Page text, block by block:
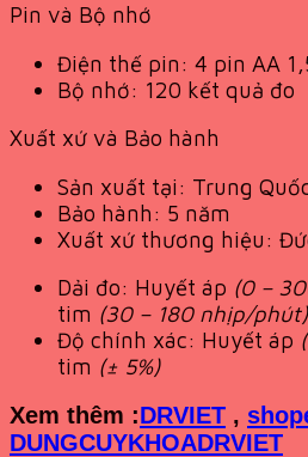
Pin và Bộ nhớ
Điện thế pin: 4 pin AA
Bộ nhớ: 120 kết quả đo
Xuất xứ và Bảo hành
Sản xuất tại: Trung
Bảo hành: 5 năm
Xuất xứ thương hiệu:
Dải đo: Huyết áp (0 –
tim (30 – 180 nhịp/phút)
Độ chính xác: Huyết áp
tim (± 5%)
Xem thêm :DRVIET ,
DUNGCUYKHOADRVIET